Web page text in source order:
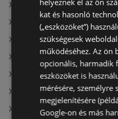
A(z) Interspar ajánlatai
A(z) CBA aktuális akciós
A(z) Reál aktuális akciós
A(z) Family Frost
A(z) Coop aktuális
A(z) Penny-Market Kft.
A(z) Príma üzletei itt:
helyeznek el az ön
kat és hasonló
(„eszközöket”)
szükségesek
működéséhez. Az ön
opcionális, harmadik
eszközöket is
mérésére, személyre
megjelenítésére
Google-on és más